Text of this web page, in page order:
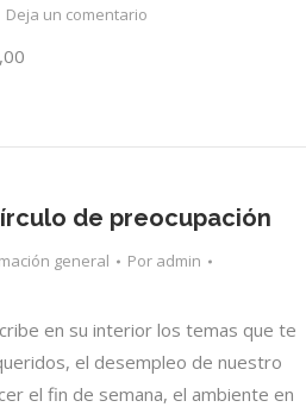
Deja un comentario
de preocupación
general Por admin
en su interior los temas que te
el desempleo de nuestro
el fin de semana, el ambiente en